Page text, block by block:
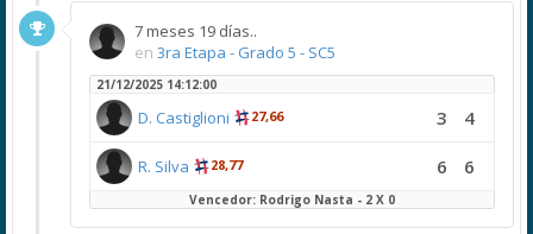
7 meses 19 días..
en 3ra Etapa - Grado 5 - SC5
21/12/2025 14:12:00
D. Castiglioni 27,66 3 4
R. Silva 28,77 6 6
Vencedor: Rodrigo Nasta - 2 X 0